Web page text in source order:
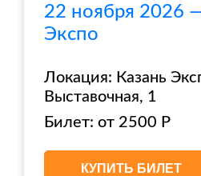
22 ноября 2026
Экспо
Локация: Казань
Выставочная, 1
Билет: от 2500 Р
КУПИТЬ БИЛЕТ